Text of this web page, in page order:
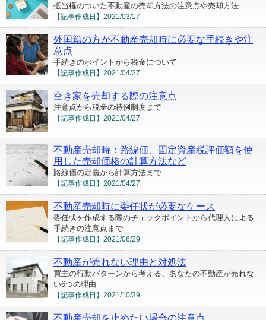
抵当権のついた不動産の売却方法の注意点や売却方法
【記事作成日】 2021/03/17
外国籍の方が不動産売却時に必要な手続きや注
意点
手続きのポイントから税金について
【記事作成日】 2021/04/27
空き家を売却する際の注意点
注意点から税金の特例制度まで
【記事作成日】 2021/04/27
不動産売却時：路線価、固定資産税評価額を使
用した売却価格の計算方法など
路線価の定義から計算方法まで
【記事作成日】 2021/04/27
不動産売却時に委任状が必要なケース
委任状を作成する際のチェックポイントから代理人による
手続きの注意点まで
【記事作成日】 2021/06/29
不動産が売れない理由と対処法
買主の行動パターンから考える、あなたの不動産が売れな
い6つの理由
【記事作成日】 2021/10/29
不動産売却を止めたい場合の注意点